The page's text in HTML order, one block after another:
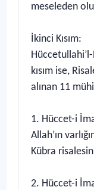
meseleden
İkinci Kısım:
kısım ise,
alınan 11
1. Hüccet-i
Allah’ın
Kübra
2. Hüccet-i